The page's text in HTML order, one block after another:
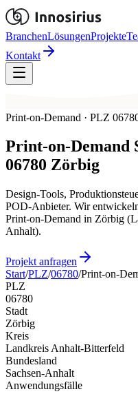
BranchenLösungenProjekte
Kontakt
Print-on-Demand · PLZ
Print-on-Demand
06780 Zörbig
Design-Tools,
POD-Anbieter. Wir
Print-on-Demand in Zörbig
Anhalt).
Projekt anfragen
Start/PLZ/06780/Print-on-
PLZ
06780
Stadt
Zörbig
Kreis
Landkreis Anhalt-Bitterfeld
Bundesland
Sachsen-Anhalt
Anwendungsfälle